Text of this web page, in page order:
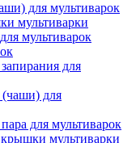
для мультиварок
мультиварки
мультиварок
для
для
для мультиварок
мультиварки